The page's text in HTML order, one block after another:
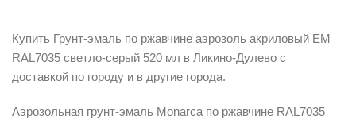
Купить Грунт-эмаль по ржавчине аэрозоль акриловый EM
RAL7035 светло-серый 520 мл в Ликино-Дулево с
доставкой по городу и в другие города.
Аэрозольная грунт-эмаль Monarca по ржавчине RAL7035